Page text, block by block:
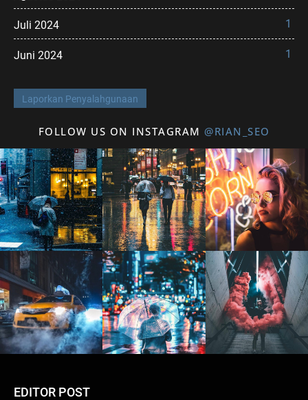
Juli 2024 1
Juni 2024 1
Laporkan Penyalahgunaan
FOLLOW US ON INSTAGRAM @RIAN_SEO
EDITOR POST